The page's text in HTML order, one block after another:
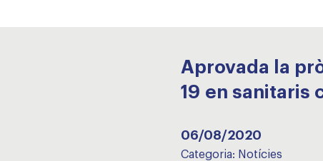
Aprovada la
19 en sanitaris
06/08/2020
Categoria: Notícies